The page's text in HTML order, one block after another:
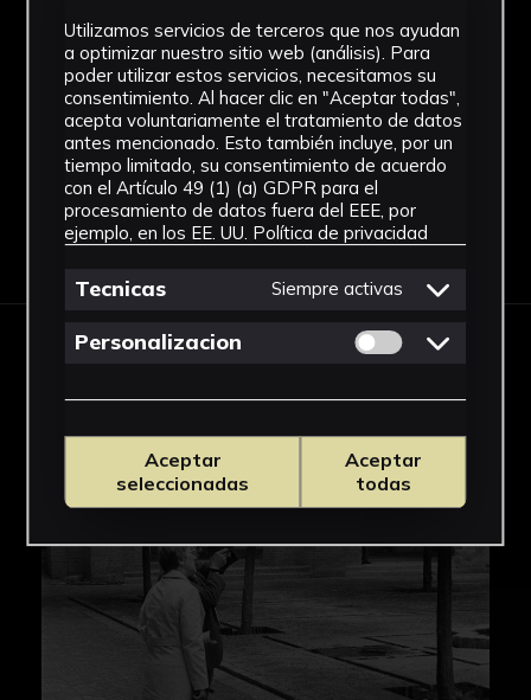
Técnica
Fotografía Analógica
Ver más
Descargar Ficha
Utilizamos servicios de terceros que nos ayudan
a optimizar nuestro sitio web (análisis). Para
poder utilizar estos servicios, necesitamos su
consentimiento. Al hacer clic en "Aceptar todas",
acepta voluntariamente el tratamiento de datos
antes mencionado. Esto también incluye, por un
tiempo limitado, su consentimiento de acuerdo
con el Artículo 49 (1) (a) GDPR para el
procesamiento de datos fuera del EEE, por
ejemplo, en los EE. UU. Política de privacidad
Tecnicas Siempre activas
Personalizacion Permitir cookies
Aceptar
seleccionadas
Aceptar
todas